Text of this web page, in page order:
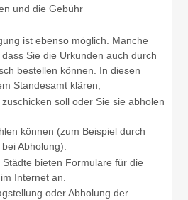
und die Gebühr
ist ebenso möglich. Manche
Sie die Urkunden auch durch
bestellen können. In diesen
Standesamt klären,
soll oder Sie sie abholen
können (zum Beispiel durch
Abholung).
bieten Formulare für die
Internet an.
oder Abholung der